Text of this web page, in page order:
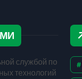
службой по
технологий